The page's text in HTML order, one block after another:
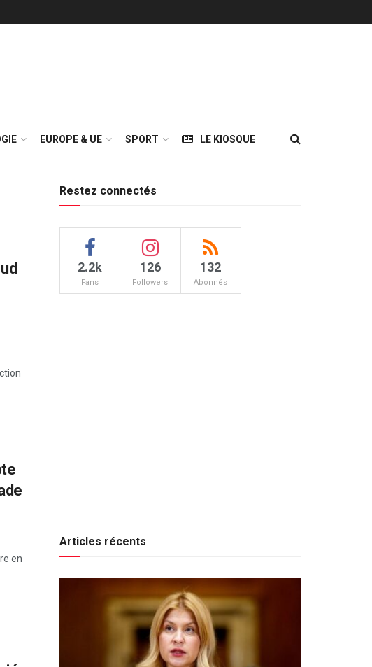
EUROPE & UE SPORT LE KIOSQUE
en
Restez connectés
2.2k
Fans
126
Followers
132
Abonnés
Articles récents